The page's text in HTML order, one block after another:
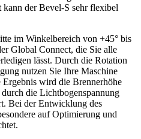
der Bevel-S sehr flexibel
im Winkelbereich von +45° bis
Global Connect, die Sie alle
lässt. Durch die Rotation
nutzen Sie Ihre Maschine
wird die Brennerhöhe
die Lichtbogenspannung
Bei der Entwicklung des
auf Optimierung und